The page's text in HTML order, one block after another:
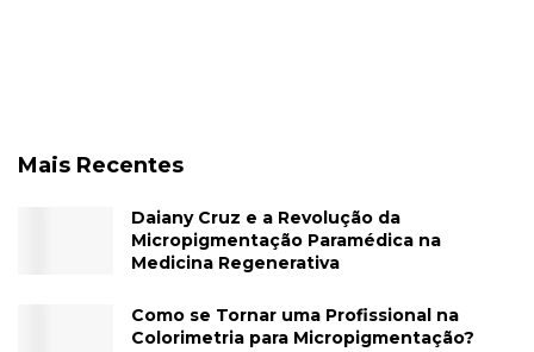
Mais Recentes
Daiany Cruz e a Revolução da
Micropigmentação Paramédica na
Medicina Regenerativa
Como se Tornar uma Profissional na
Colorimetria para Micropigmentação?